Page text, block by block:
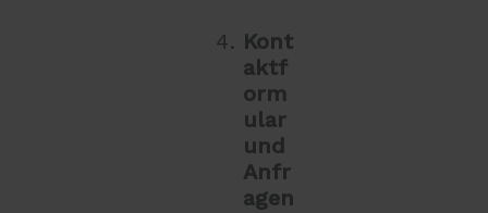
Kont
aktf
orm
ular
und
Anfr
agen